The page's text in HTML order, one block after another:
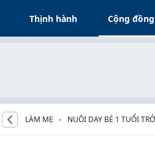
Thịnh hành Cộng đồng
LÀM MẸ NUÔI DẠY BÉ 1 TUỔI